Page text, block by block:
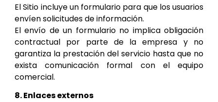
El Sitio incluye un formulario para que los usuarios
envíen solicitudes de información.
El envío de un formulario no implica obligación
contractual por parte de la empresa y no
garantiza la prestación del servicio hasta que no
exista comunicación formal con el equipo
comercial.
8. Enlaces externos